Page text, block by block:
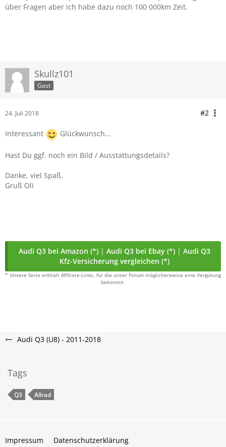
über Fragen aber ich habe dazu noch 100 000km Zeit.
Skullz101
Gast
24. Juli 2018 #2
Interessant Glückwunsch...
Hast Du ggf. noch ein Bild / Ausstattungsdetails?
Danke, viel Spaß.
Gruß Oli
Audi Q3 bei Amazon (*)| Audi Q3 bei Ebay (*)| Audi Q3
Kfz-Versicherung vergleichen (*)
* Unsere Seite enthält Affiliate-Links, für die unser Forum möglicherweise eine Vergütung
bekommt.
Audi Q3 (U8) - 2011-2018
Tags
Q3 Allrad
Impressum Datenschutzerklärung